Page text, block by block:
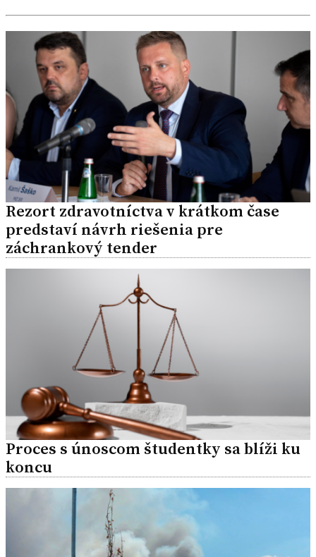
Rezort zdravotníctva v krátkom čase
predstaví návrh riešenia pre
záchrankový tender
Proces s únoscom študentky sa blíži ku
koncu